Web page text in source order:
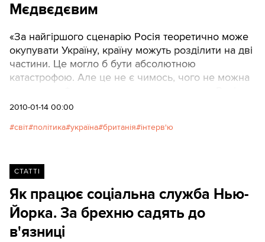
Мєдвєдєвим
«За найгіршого сценарію Росія теоретично може
окупувати Україну, країну можуть розділити на дві
частини. Це могло б бути абсолютною
катастрофою. Але це не є чимось, чого не можна
що такі країни, як Німеччина, хотітимуть близьких
наступний хід у цій шаховій грі?» Про те на чий бік
британський депутат, голова Міжфракційної групи
із проблем України британського парламенту
Джон Ґроґаном
2010-01-14 00:00
світ політика україна британія інтерв'ю
СТАТТІ
Як працює соціальна служба Нью-
Йорка. За брехню садять до
в'язниці